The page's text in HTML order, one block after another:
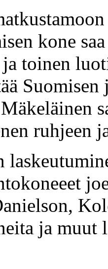
kone
ja toinen
Suomisen
ruhjeen
ja muut